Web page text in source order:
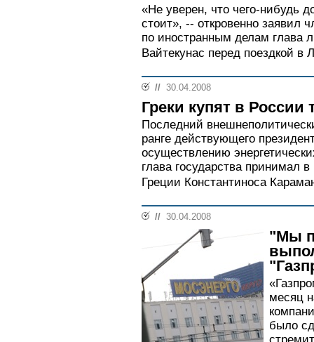
«Не уверен, что чего-нибудь
стоит», -- откровенно заявил
по иностранным делам глава
Вайтекунас перед поездкой в
// 30.04.2008
Греки купят в России
Последний
ранге действующего
осуществлению
глава государства принимал
Греции Константиноса
// 30.04.2008
"Мы
месяц
было